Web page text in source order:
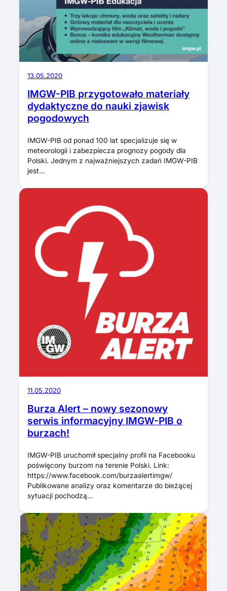
13.05.2020
IMGW-PIB przygotowało materiały
dydaktyczne do nauki zjawisk
pogodowych
IMGW-PIB od ponad 100 lat specjalizuje się w
meteorologii i zabezpiecza prognozy pogody dla
Polski. Jednym z najważniejszych zadań IMGW-PIB
jest…
11.05.2020
Burza Alert – nowy sezonowy
serwis informacyjny IMGW-PIB o
burzach!
IMGW-PIB uruchomił specjalny profil na Facebooku
poświęcony burzom na terenie Polski. Link:
https://www.facebook.com/burzaalertimgw/
Publikowane analizy oraz komentarze do bieżącej
sytuacji pochodzą…